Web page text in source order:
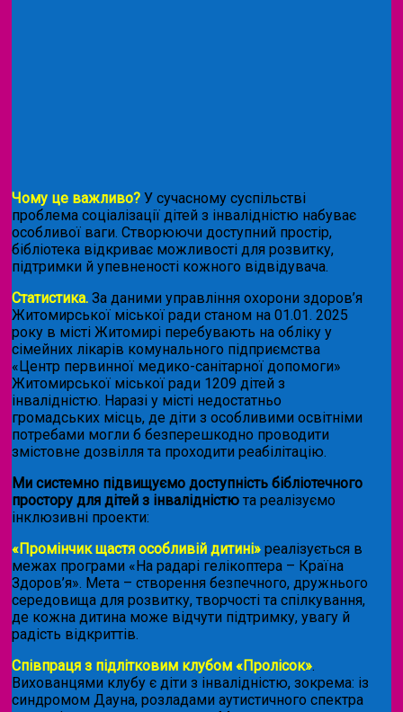
Чому це важливо? У сучасному суспільстві
проблема соціалізації дітей з інвалідністю набуває
особливої ваги. Створюючи доступний простір,
бібліотека відкриває можливості для розвитку,
підтримки й упевненості кожного відвідувача.
Статистика. За даними управління охорони здоров’я
Житомирської міської ради станом на 01.01. 2025
року в місті Житомирі перебувають на обліку у
сімейних лікарів комунального підприємства
«Центр первинної медико-санітарної допомоги»
Житомирської міської ради 1209 дітей з
інвалідністю. Наразі у місті недостатньо
громадських місць, де діти з особливими освітніми
потребами могли б безперешкодно проводити
змістовне дозвілля та проходити реабілітацію.
Ми системно підвищуємо доступність бібліотечного
простору для дітей з інвалідністю та реалізуємо
інклюзивні проекти:
«Промінчик щастя особливій дитині» реалізується в
межах програми «На радарі гелікоптера – Країна
Здоров’я». Мета – створення безпечного, дружнього
середовища для розвитку, творчості та спілкування,
де кожна дитина може відчути підтримку, увагу й
радість відкриттів.
Співпраця з підлітковим клубом «Пролісок».
Вихованцями клубу є діти з інвалідністю, зокрема: із
синдромом Дауна, розладами аутистичного спектра